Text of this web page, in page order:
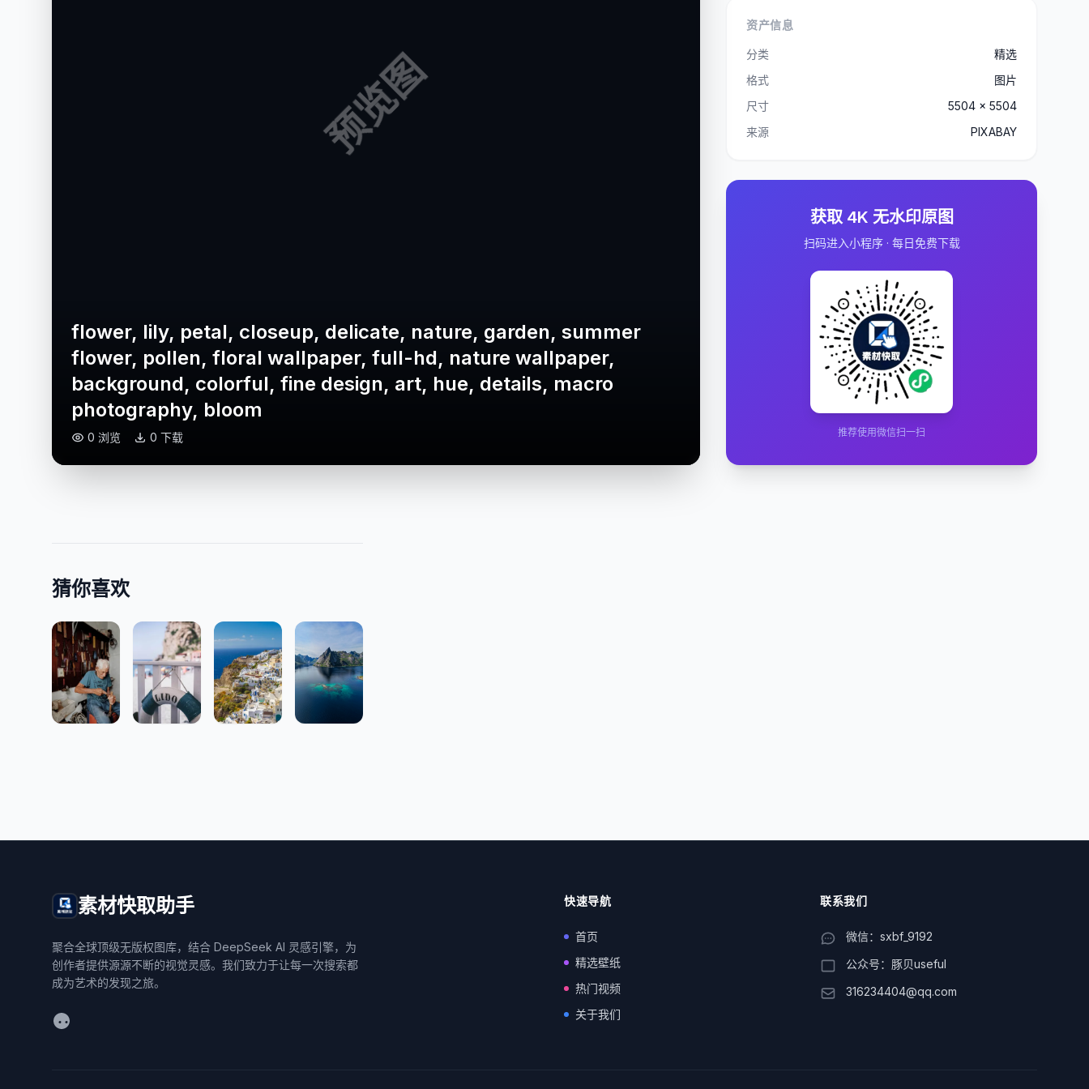
预览图
flower, lily, petal, closeup, delicate, nature, garden, summer
flower, pollen, floral wallpaper, full-hd, nature wallpaper,
background, colorful, fine design, art, hue, details, macro
photography, bloom
0 浏览 0 下载
资产信息
分类
精选
格式
图片
尺寸
5504 x 5504
来源
PIXABAY
获取 4K 无水印原图
扫码进入小程序 · 每日免费下载
推荐使用微信扫一扫
猜你喜欢
素材快取助手
聚合全球顶级无版权图库，结合 DeepSeek AI 灵感引擎，为
创作者提供源源不断的视觉灵感。我们致力于让每一次搜索都
成为艺术的发现之旅。
WeChat
快速导航
首页
精选壁纸
热门视频
关于我们
联系我们
微信：sxbf_9192
公众号：豚贝useful
316234404@qq.com